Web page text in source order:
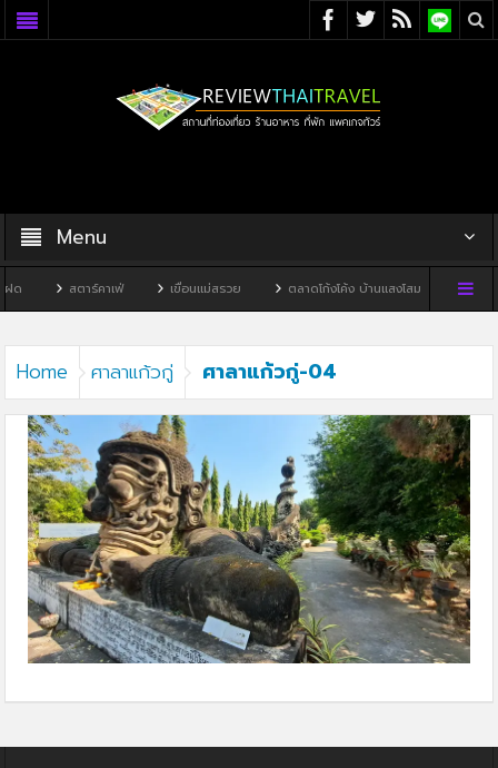
Menu
สตาร์คาเฟ่ เขื่อนแม่สรวย ตลาดโก้งโค้ง บ้านแสงโสม ทิวผาค
Home ศาลาแก้วกู่ ศาลาแก้วกู่-04